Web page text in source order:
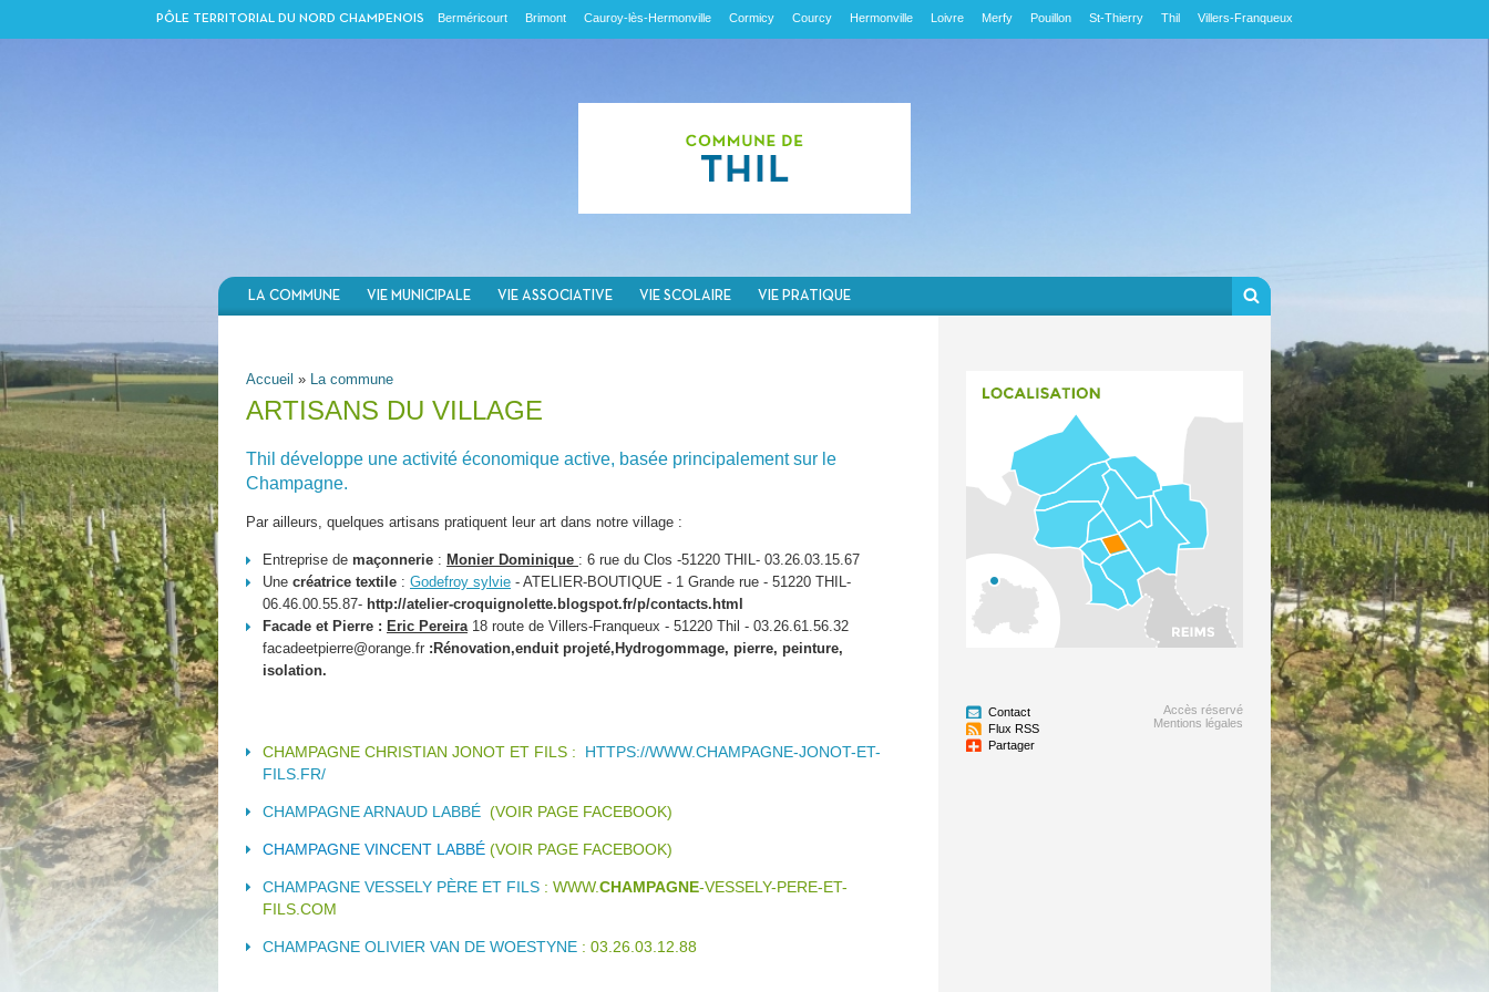
LA COMMUNE VIE MUNICIPALE VIE ASSOCIATIVE VIE SCOLAIRE VIE PRATIQUE
recherche
Rechercher
VOUS ÊTES ICI
Accueil » La commune
ARTISANS DU VILLAGE
Thil développe une activité économique active, basée principalement sur le
Champagne.
Par ailleurs, quelques artisans pratiquent leur art dans notre village :
Entreprise de maçonnerie : Monier Dominique : 6 rue du Clos -51220 THIL- 03.26.03.15.67
Une créatrice textile : Godefroy sylvie - ATELIER-BOUTIQUE - 1 Grande rue - 51220 THIL-
06.46.00.55.87- http://atelier-croquignolette.blogspot.fr/p/contacts.html
Facade et Pierre : Eric Pereira 18 route de Villers-Franqueux - 51220 Thil - 03.26.61.56.32
facadeetpierre@orange.fr :Rénovation,enduit projeté,Hydrogommage, pierre, peinture,
isolation.
CHAMPAGNE CHRISTIAN JONOT ET FILS : HTTPS://WWW.CHAMPAGNE-JONOT-ET-
FILS.FR/
CHAMPAGNE ARNAUD LABBÉ (VOIR PAGE FACEBOOK)
CHAMPAGNE VINCENT LABBÉ (VOIR PAGE FACEBOOK)
CHAMPAGNE VESSELY PÈRE ET FILS : WWW.CHAMPAGNE-VESSELY-PERE-ET-
FILS.COM
CHAMPAGNE OLIVIER VAN DE WOESTYNE : 03.26.03.12.88
Contact
Flux RSS
Partager
Accès réservé
Mentions légales
PÔLE TERRITORIAL DU NORD CHAMPENOIS Berméricourt Brimont Cauroy-lès-Hermonville Cormicy Courcy Hermonville Loivre Merfy Pouillon St-Thierry Thil Villers-Franqueux